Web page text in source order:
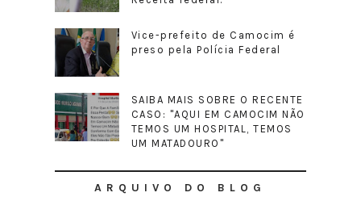
Vice-prefeito de Camocim é
preso pela Polícia Federal
SAIBA MAIS SOBRE O RECENTE
CASO: "AQUI EM CAMOCIM NÃO
TEMOS UM HOSPITAL, TEMOS
UM MATADOURO"
ARQUIVO DO BLOG